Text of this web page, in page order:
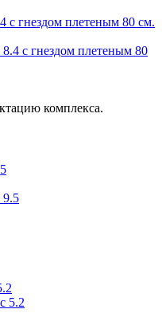
с гнездом плетеным 80 см.
комплекса.